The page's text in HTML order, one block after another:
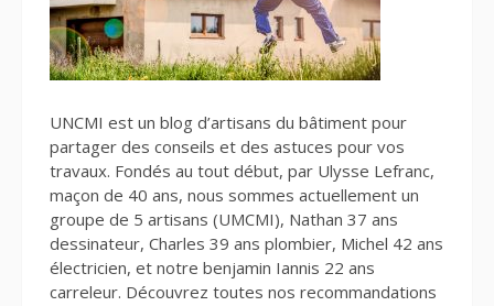
UNCMI est un blog d’artisans du bâtiment pour
partager des conseils et des astuces pour vos
travaux. Fondés au tout début, par Ulysse Lefranc,
maçon de 40 ans, nous sommes actuellement un
groupe de 5 artisans (UMCMI), Nathan 37 ans
dessinateur, Charles 39 ans plombier, Michel 42 ans
électricien, et notre benjamin Iannis 22 ans
carreleur. Découvrez toutes nos recommandations